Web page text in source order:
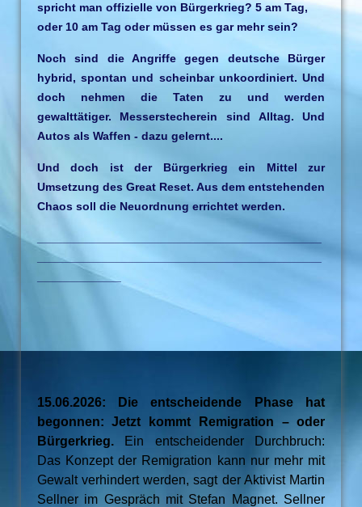
spricht man offizielle von Bürgerkrieg? 5 am Tag,
oder 10 am Tag oder müssen es gar mehr sein?
Noch sind die Angriffe gegen deutsche Bürger
hybrid, spontan und scheinbar unkoordiniert. Und
doch nehmen die Taten zu und werden
gewalttätiger. Messerstecherein sind Alltag. Und
Autos als Waffen - dazu gelernt....
Und doch ist der Bürgerkrieg ein Mittel zur
Umsetzung des Great Reset. Aus dem entstehenden
Chaos soll die Neuordnung errichtet werden.
____________________________________________
_____________
15.06.2026: Die entscheidende Phase hat
begonnen: Jetzt kommt Remigration – oder
Bürgerkrieg.Ein entscheidender Durchbruch:
Das Konzept der Remigration kann nur mehr mit
Gewalt verhindert werden, sagt der Aktivist Martin
Sellner im Gespräch mit Stefan Magnet. Sellner